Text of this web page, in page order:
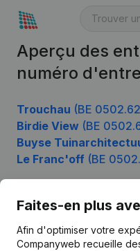
Aperçu des
numéro
Trouchau (BE
Birdie View (BE
Buyse
Le Franc'off (BE
Faites-en plus
Afin d'optimiser votre
Companyweb recueille